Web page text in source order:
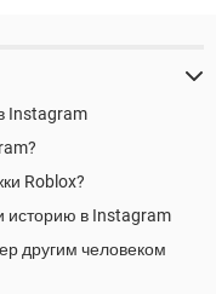
Instagram
Roblox?
историю в Instagram
другим человеком